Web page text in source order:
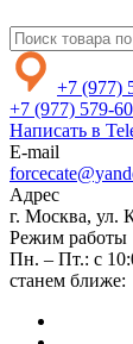
+7 (977)
+7 (977) 579-
Написать в
E-mail
Адрес
г. Москва, ул.
Режим работы
Пн. – Пт.: с
станем ближе: